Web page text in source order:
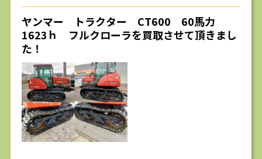
ヤンマー トラクター CT600 60馬力
1623ｈ フルクローラを買取させて頂きまし
た！